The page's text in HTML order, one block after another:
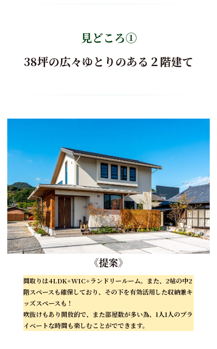
見どころ①
38坪の広々ゆとりのある２階建て
《提案》
間取りは4LDK+WIC+ランドリールーム。また、2帖の中2
階スペースも確保しており、その下を有効活用した収納兼キ
ッズスペースも！
吹抜けもあり開放的で、また部屋数が多い為、1人1人のプラ
イベートな時間も楽しむことがでできます。